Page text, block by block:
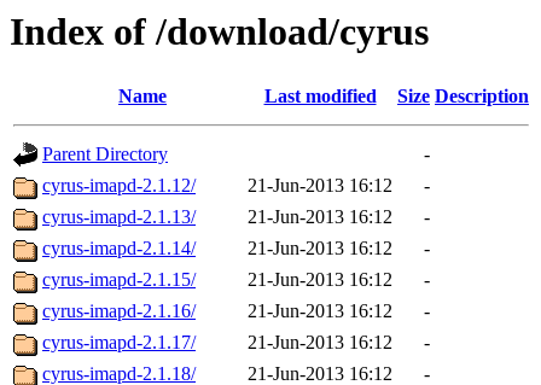
Index of /download/cyrus
Name Last modified Size Description
Parent Directory
-
cyrus-imapd-2.1.12/
21-Jun-2013 16:12
-
cyrus-imapd-2.1.13/
21-Jun-2013 16:12
-
cyrus-imapd-2.1.14/
21-Jun-2013 16:12
-
cyrus-imapd-2.1.15/
21-Jun-2013 16:12
-
cyrus-imapd-2.1.16/
21-Jun-2013 16:12
-
cyrus-imapd-2.1.17/
21-Jun-2013 16:12
-
cyrus-imapd-2.1.18/
21-Jun-2013 16:12
-